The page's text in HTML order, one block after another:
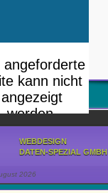
WEBDESIGN
DATEN-SPEZIAL GMBH
2026